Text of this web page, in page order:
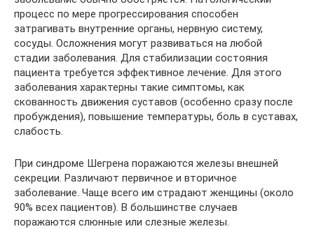
процесс по мере прогрессирования способен
затрагивать внутренние органы, нервную систему,
сосуды. Осложнения могут развиваться на любой
стадии заболевания. Для стабилизации состояния
пациента требуется эффективное лечение. Для этого
заболевания характерны такие симптомы, как
скованность движения суставов (особенно сразу после
пробуждения), повышение температуры, боль в суставах,
слабость.
При синдроме Шегрена поражаются железы внешней
секреции. Различают первичное и вторичное
заболевание. Чаще всего им страдают женщины (около
90% всех пациентов). В большинстве случаев
поражаются слюнные или слезные железы.